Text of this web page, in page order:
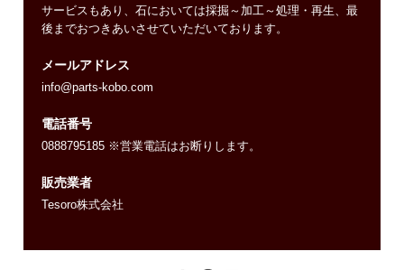
サービスもあり、石においては採掘～加工～処理・再生、最
後までおつきあいさせていただいております。
メールアドレス
info@parts-kobo.com
電話番号
0888795185 ※営業電話はお断りします。
販売業者
Tesoro株式会社